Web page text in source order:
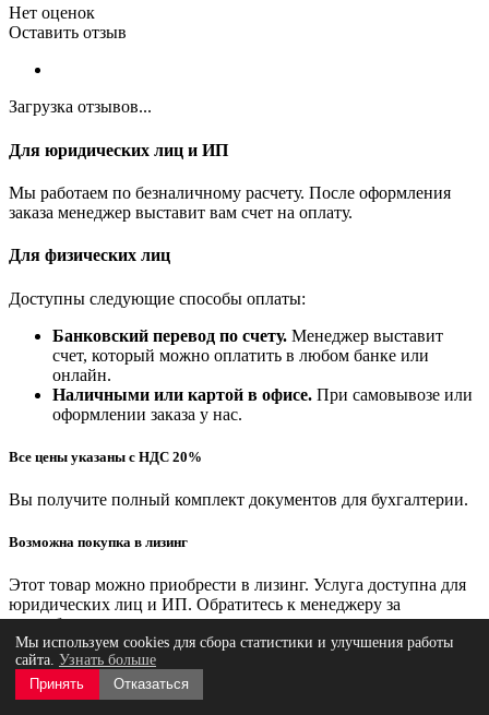
Нет оценок
Оставить отзыв
Загрузка отзывов...
Для юридических лиц и ИП
Мы работаем по безналичному расчету. После оформления
заказа менеджер выставит вам счет на оплату.
Для физических лиц
Доступны следующие способы оплаты:
Банковский перевод по счету. Менеджер выставит
счет, который можно оплатить в любом банке или
онлайн.
Наличными или картой в офисе. При самовывозе или
оформлении заказа у нас.
Все цены указаны с НДС 20%
Вы получите полный комплект документов для бухгалтерии.
Возможна покупка в лизинг
Этот товар можно приобрести в лизинг. Услуга доступна для
юридических лиц и ИП. Обратитесь к менеджеру за
подробностями.
Мы предлагаем несколько удобных вариантов получения
заказа, чтобы вы могли выбрать самый подходящий.
Мы используем cookies для сбора статистики и улучшения работы
сайта. Узнать больше
Принять
Отказаться